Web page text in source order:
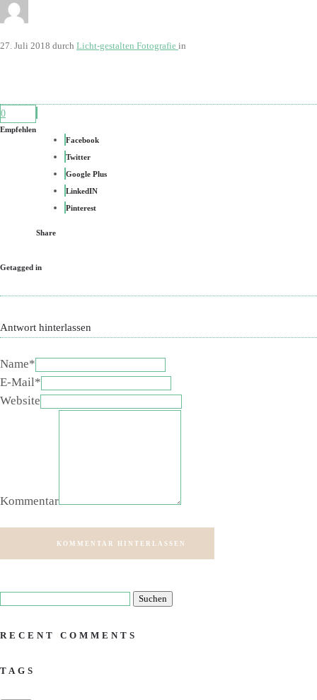
27. Juli 2018 durch Licht-gestalten Fotografie in
0
Empfehlen
Facebook
Twitter
Google Plus
LinkedIN
Pinterest
Share
Getagged in
Antwort hinterlassen
Name*
E-Mail*
Website
Kommentar
KOMMENTAR HINTERLASSEN
RECENT COMMENTS
TAGS